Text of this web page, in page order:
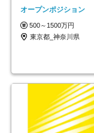
オープンポジション
500～1500万円
東京都_神奈川県